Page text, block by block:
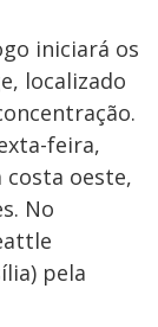
iniciará os
localizado
feira,
costa oeste,
No
pela